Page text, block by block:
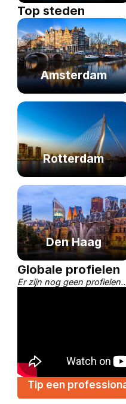
Top steden
Amsterdam
Rotterdam
Den Haag
Globale profielen
Er zijn nog geen
Tip een